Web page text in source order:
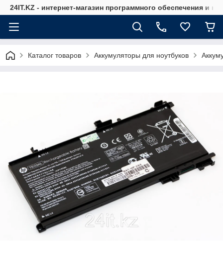
24IT.KZ - интернет-магазин программного обеспечения и
Каталог товаров Аккумуляторы для ноутбуков